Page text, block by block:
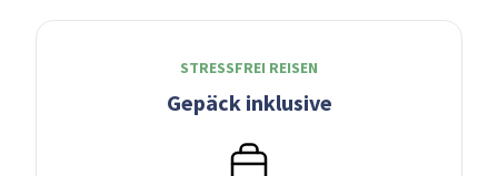
STRESSFREI REISEN
Gepäck inklusive